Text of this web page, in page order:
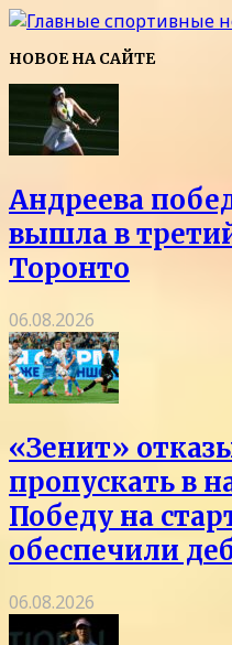
НОВОЕ НА САЙТЕ
Андреева
вышла в
Торонто
06.08.2026
«Зенит»
пропускать в
Победу на
обеспечили
06.08.2026